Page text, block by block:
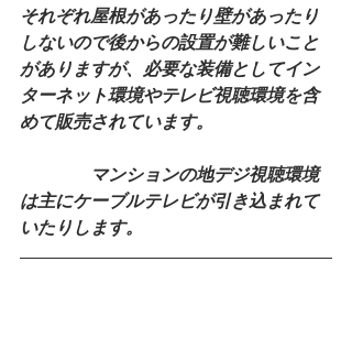
それぞれ屋根があったり壁があったり
しないので後からの設置が難しいこと
がありますが、必要な装備としてイン
ターネット環境やテレビ視聴環境を含
めて販売されています。
マンションの地デジ視聴環境
は主にケーブルテレビが引き込まれて
いたりします。